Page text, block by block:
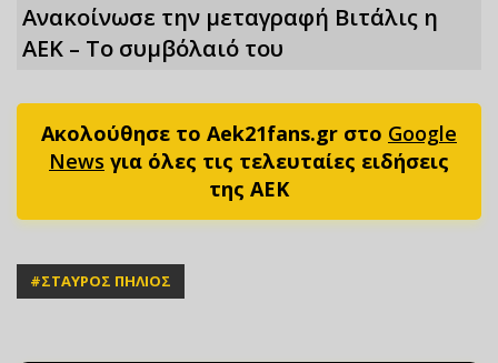
Ανακοίνωσε την μεταγραφή Βιτάλις η
ΑΕΚ – Το συμβόλαιό του
Ακολούθησε το Aek21fans.gr στο Google
News για όλες τις τελευταίες ειδήσεις
της ΑΕΚ
#ΣΤΑΥΡΟΣ ΠΗΛΙΟΣ